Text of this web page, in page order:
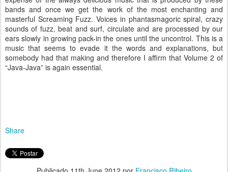
bands and once we get the work of the most enchanting and
masterful Screaming Fuzz. Voices in phantasmagoric spiral, crazy
sounds of fuzz, beat and surf, circulate and are processed by our
ears slowly in growing pack-in the ones until the uncontrol. This is a
music that seems to evade it the words and explanations, but
somebody had that making and therefore I affirm that Volume 2 of
“Java-Java” is again essential.
Share